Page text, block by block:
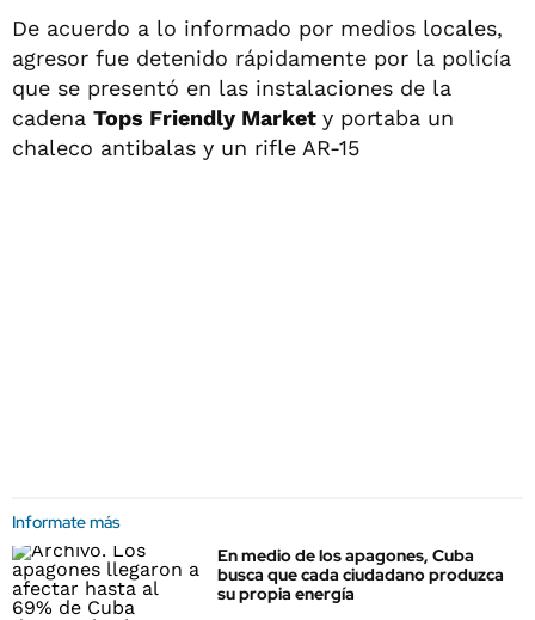
De acuerdo a lo informado por medios locales,
agresor fue detenido rápidamente por la policía
que se presentó en las instalaciones de la
cadena Tops Friendly Market y portaba un
chaleco antibalas y un rifle AR-15
Informate más
En medio de los apagones, Cuba
busca que cada ciudadano produzca
su propia energía